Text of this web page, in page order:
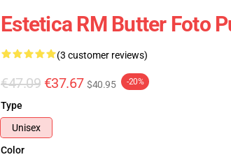
Estetica RM Butter Foto
(3 customer reviews)
€47.09 €37.67 $40.95 -20%
Type
Unisex
Color